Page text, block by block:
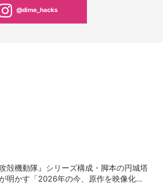
@dime_hacks
攻殻機動隊』シリーズ構成・脚本の円城塔
明かす「2026年の今、原作を映像化す